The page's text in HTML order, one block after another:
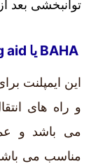
توانبخشی بعد
این ایمپلنت
و راه های
می باشد و
مناسب می